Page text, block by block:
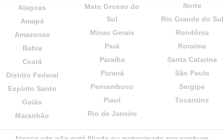
Alagoas
Amapá
Amazonas
Bahia
Ceará
Distrito Federal
Espírito Santo
Goiás
Maranhão
Mato Grosso do
Sul
Minas Gerais
Pará
Paraíba
Paraná
Pernambuco
Piauí
Rio de Janeiro
Norte
Rio Grande do Sul
Rondônia
Roraima
Santa Catarina
São Paulo
Sergipe
Tocantins